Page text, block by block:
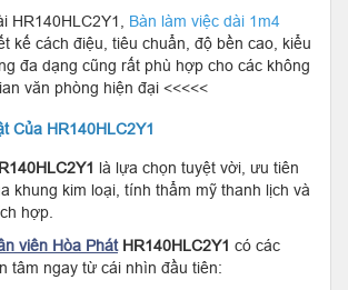
HR140HLC2Y1, Bàn làm việc dài 1m4
kế cách điệu, tiêu chuẩn, độ bền cao, kiểu
đa dạng cũng rất phù hợp cho các không
văn phòng hiện đại <<<<<
Của HR140HLC2Y1
là lựa chọn tuyệt vời, ưu tiên
khung kim loại, tính thẩm mỹ thanh lịch và
hợp.
viên Hòa PhátHR140HLC2Y1 có các
tâm ngay từ cái nhìn đầu tiên: